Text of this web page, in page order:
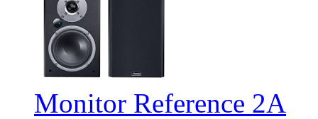
Monitor Reference 2A